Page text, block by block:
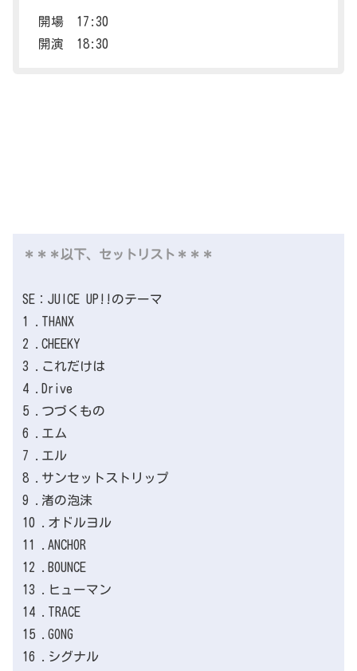
開場 17:30
開演 18:30
＊＊＊以下、セットリスト＊＊＊
SE：JUICE UP!!のテーマ
1 .THANX
2 .CHEEKY
3 .これだけは
4 .Drive
5 .つづくもの
6 .エム
7 .エル
8 .サンセットストリップ
9 .渚の泡沫
10 .オドルヨル
11 .ANCHOR
12 .BOUNCE
13 .ヒューマン
14 .TRACE
15 .GONG
16 .シグナル